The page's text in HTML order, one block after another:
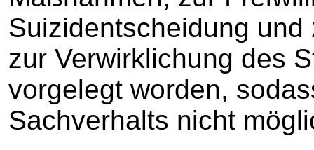
Suizidentscheidung
zur Verwirklichung des
vorgelegt worden,
Sachverhalts nicht